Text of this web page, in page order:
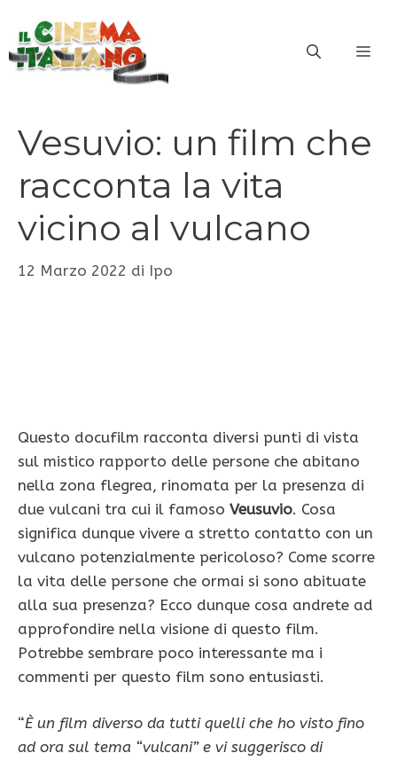
contenuto
Vesuvio: un film che
racconta la vita
vicino al vulcano
12 Marzo 2022 di Ipo
Questo docufilm racconta diversi punti di vista
sul mistico rapporto delle persone che abitano
nella zona flegrea, rinomata per la presenza di
due vulcani tra cui il famoso Veusuvio. Cosa
significa dunque vivere a stretto contatto con un
vulcano potenzialmente pericoloso? Come scorre
la vita delle persone che ormai si sono abituate
alla sua presenza? Ecco dunque cosa andrete ad
approfondire nella visione di questo film.
Potrebbe sembrare poco interessante ma i
commenti per questo film sono entusiasti.
“È un film diverso da tutti quelli che ho visto fino
ad ora sul tema “vulcani” e vi suggerisco di